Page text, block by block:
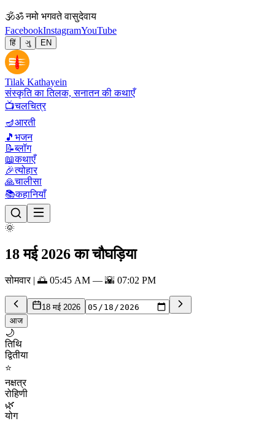
🕉ॐ नमो भगवते वासुदेवाय
FacebookInstagramYouTube
हिं ગુ EN
Tilak Kathayein
संस्कृति का तिलक, सनातन की कथाएँ
📺चलचित्र
🪔आरती
🎵 भजन
📝ब्लॉग
📖कथाएँ
🎉त्योहार
🙏चालीसा
📚कहानियाँ
🌞
18 मई 2026 का चौघड़िया
सोमवार | 🌅 05:45 AM — 🌇 07:02 PM
18 मई 2026
आज
🌙
तिथि
द्वितीया
⭐
नक्षत्र
रोहिणी
🌿
योग